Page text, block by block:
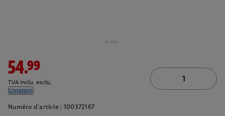
54.99
TVA inclu. exclu.
Livraison
Numéro d'article : 100372167